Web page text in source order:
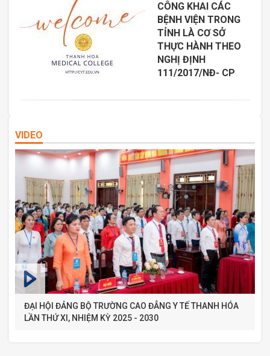
CÔNG KHAI CÁC
BỆNH VIỆN TRONG
TỈNH LÀ CƠ SỞ
THỰC HÀNH THEO
NGHỊ ĐỊNH
111/2017/NĐ- CP
VIDEO
ĐẠI HỘI ĐẢNG BỘ TRƯỜNG CAO ĐẲNG Y TẾ THANH HÓA
LẦN THỨ XI, NHIỆM KỲ 2025 - 2030